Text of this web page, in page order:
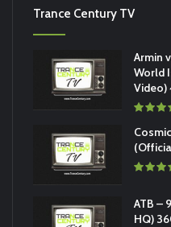
Trance Century TV
Armin
World
ATB –
HQ)